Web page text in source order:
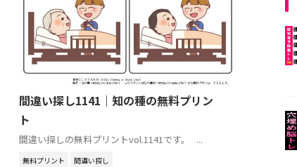
間違い探し1141｜知の種の無料プリン
ト
間違い探しの無料プリントvol.1141です。 ...
無料プリント 間違い探し